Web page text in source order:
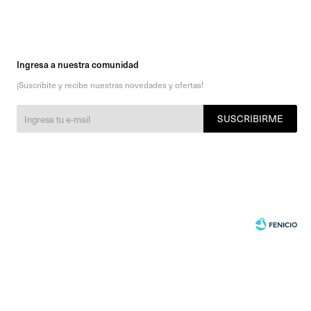
Ingresa a nuestra comunidad
¡Suscribite y recibe nuestras novedades y ofertas!
SUSCRIBIRME